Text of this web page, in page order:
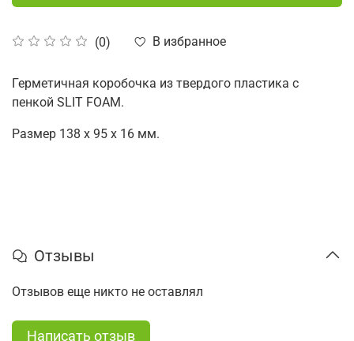
(0) В избранное
Герметичная коробочка из твердого пластика с
пенкой SLIT FOAM.
Размер 138 х 95 х 16 мм.
Отзывы
Отзывов еще никто не оставлял
Написать отзыв